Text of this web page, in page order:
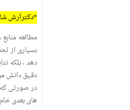
*دکترآرش
مطالعه
بسیاری از
دهد ، بلکه
دقیق دانش
در صورتی
های بعدی